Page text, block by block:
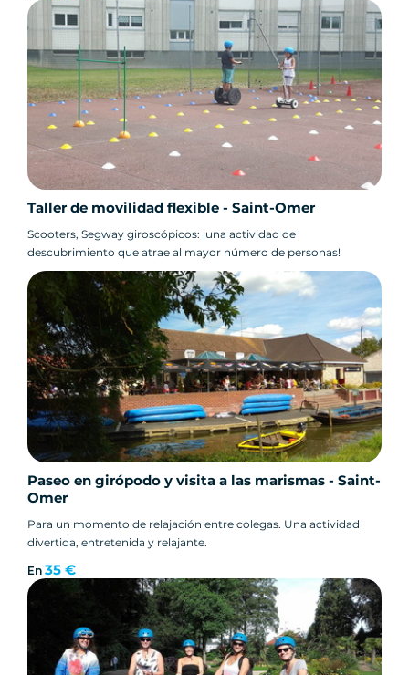
Taller de movilidad flexible - Saint-Omer
Scooters, Segway giroscópicos: ¡una actividad de
descubrimiento que atrae al mayor número de personas!
Paseo en girópodo y visita a las marismas - Saint-
Omer
Para un momento de relajación entre colegas. Una actividad
divertida, entretenida y relajante.
En 35 €